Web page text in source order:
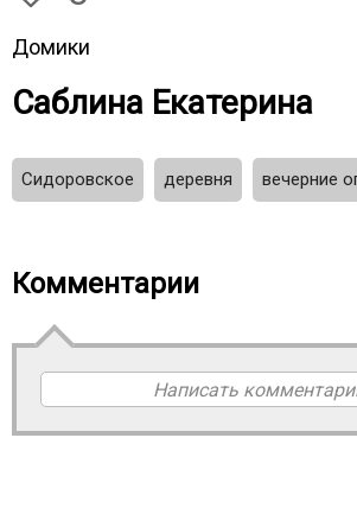
Домики
Саблина Екатерина
Сидоровское деревня вечерние
Комментарии
Написать